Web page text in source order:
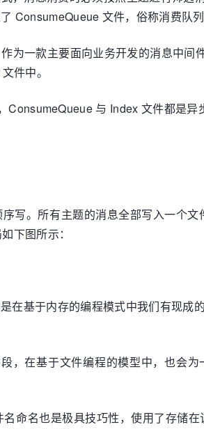
ConsumeQueue 文件，俗称消费队列
为一款主要面向业务开发的消息中
件中。
与 Index 文件都是异
写。所有主题的消息全部写入一个
下图所示：
在基于内存的编程模式中我们有现
，在基于文件编程的模型中，也会
命名也是极具技巧性，使用了存储